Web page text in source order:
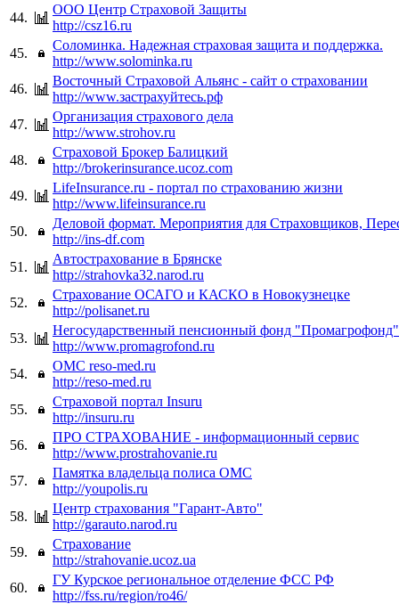
44.
ООО Центр Страховой Защиты
http://csz16.ru
45.
Соломинка. Надежная страховая защита и поддержка.
http://www.solominka.ru
46.
Восточный Страховой Альянс - сайт о страховании
http://www.застрахуйтесь.рф
47.
Организация страхового дела
http://www.strohov.ru
48.
Страховой Брокер Балицкий
http://brokerinsurance.ucoz.com
49.
LifeInsurance.ru - портал по страхованию жизни
http://www.lifeinsurance.ru
50.
Деловой формат. Мероприятия для Страховщиков,
http://ins-df.com
51.
Автострахование в Брянске
http://strahovka32.narod.ru
52.
Страхование ОСАГО и КАСКО в Новокузнецке
http://polisanet.ru
53.
Негосударственный пенсионный фонд "Промагрофонд"
http://www.promagrofond.ru
54.
ОМС reso-med.ru
http://reso-med.ru
55.
Страховой портал Insuru
http://insuru.ru
56.
ПРО СТРАХОВАНИЕ - информационный сервис
http://www.prostrahovanie.ru
57.
Памятка владельца полиса ОМС
http://youpolis.ru
58.
Центр страхования "Гарант-Авто"
http://garauto.narod.ru
59.
Страхование
http://strahovanie.ucoz.ua
60.
ГУ Курское региональное отделение ФСС РФ
http://fss.ru/region/ro46/